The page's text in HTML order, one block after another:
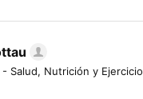
Salud, Nutrición y Ejercicio